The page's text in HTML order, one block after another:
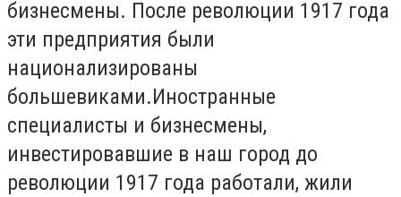
бизнесмены. После революции 1917 года
эти предприятия были
национализированы
большевиками.Иностранные
специалисты и бизнесмены,
инвестировавшие в наш город до
революции 1917 года работали, жили